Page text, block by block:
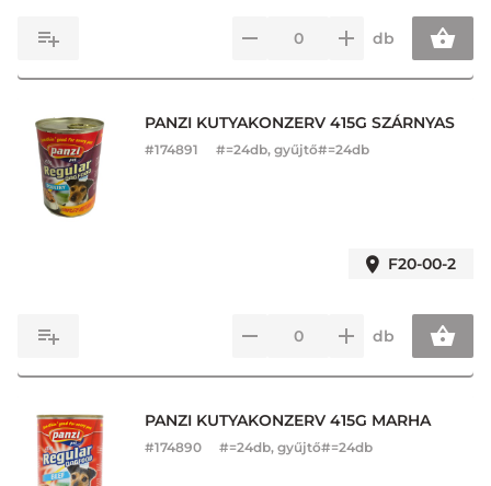
db
PANZI KUTYAKONZERV 415G SZÁRNYAS
#174891 #=24db, gyűjtő#=24db
F20-00-2
db
PANZI KUTYAKONZERV 415G MARHA
#174890 #=24db, gyűjtő#=24db